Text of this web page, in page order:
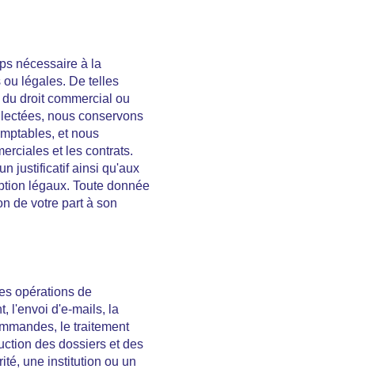
nécessaire à la
ou légales. De telles
droit commercial ou
nous conservons
et nous
et les contrats.
justificatif ainsi qu'aux
légaux. Toute donnée
de votre part à son
opérations de
l'envoi d'e-mails, la
le traitement
des dossiers et des
une institution ou un